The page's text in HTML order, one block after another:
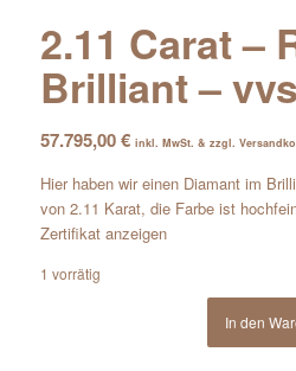
2.11 Carat –
Brilliant –
57.795,00€ inkl. MwSt. & zzgl.
Hier haben wir einen Diamant im
von 2.11 Karat, die Farbe ist
Zertifikat anzeigen
1 vorrätig
In den